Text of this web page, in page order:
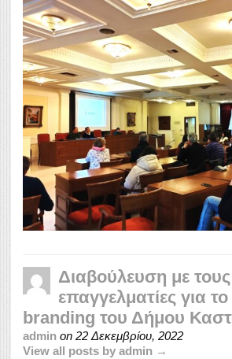
Διαβούλευση με τους
επαγγελματίες για
branding του Δήμου
admin on 22 Δεκεμβρίου, 2022
View all posts by admin →